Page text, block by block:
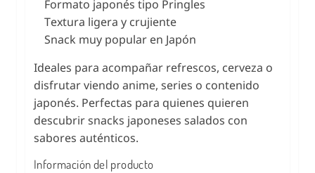
Formato japonés tipo Pringles
Textura ligera y crujiente
Snack muy popular en Japón
Ideales para acompañar refrescos, cerveza o
disfrutar viendo anime, series o contenido
japonés. Perfectas para quienes quieren
descubrir snacks japoneses salados con
sabores auténticos.
Información del producto